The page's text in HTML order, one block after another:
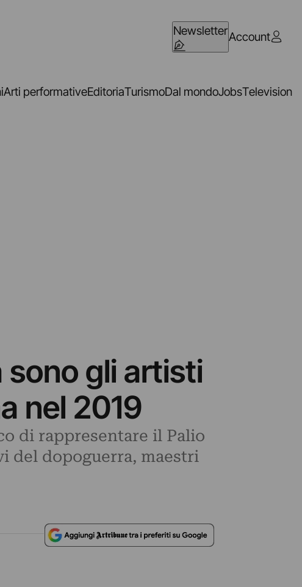
NewsletterAccount
Arti performativeEditoriaTurismoDal mondoJobsTelevision
sono gli artisti
nel 2019
di rappresentare il Palio
del dopoguerra, maestri